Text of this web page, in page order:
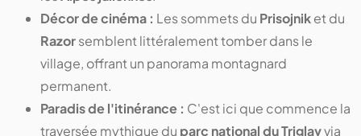
Décor de cinéma : Les sommets du Prisojniket du
Razorsemblent littéralement tomber dans le
village, offrant un panorama montagnard
permanent.
Paradis de l'itinérance : C'est ici que commence la
traversée mythique du parc national du Triglavvia